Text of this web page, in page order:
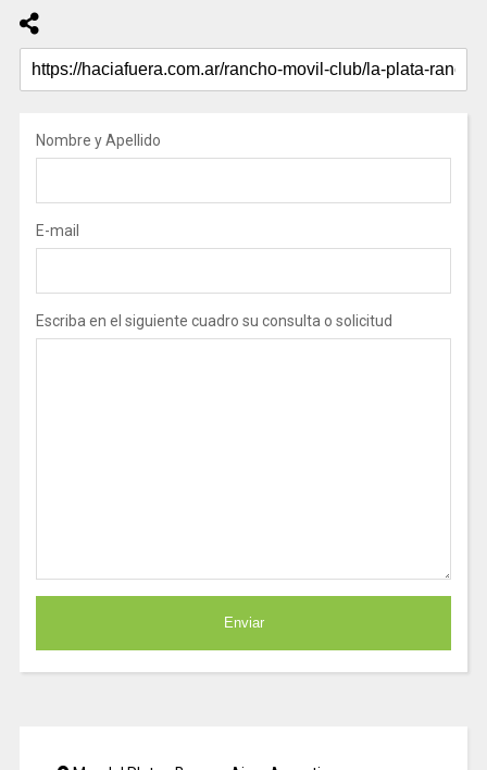
Nombre y Apellido
E-mail
Escriba en el siguiente cuadro su consulta o solicitud